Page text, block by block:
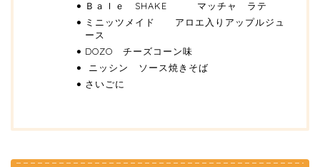
Ｂａｌｅ SHAKE マッチャ ラテ
ミニッツメイド アロエ入りアップルジュ
ース
DOZO チーズコーン味
ニッシン ソース焼きそば
さいごに